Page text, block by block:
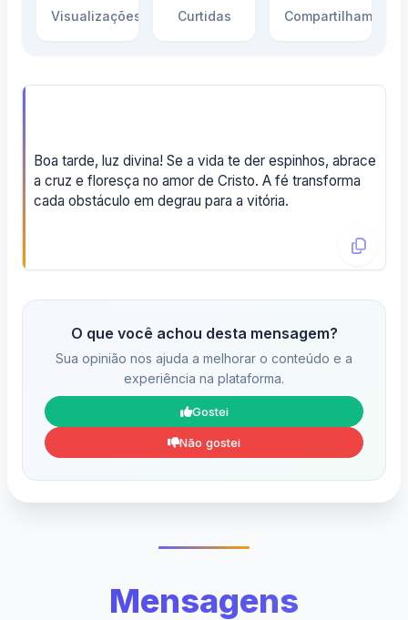
Visualizações Curtidas Compartilhamentos
Boa tarde, luz divina! Se a vida te der espinhos, abrace
a cruz e floresça no amor de Cristo. A fé transforma
cada obstáculo em degrau para a vitória.
O que você achou desta mensagem?
Sua opinião nos ajuda a melhorar o conteúdo e a
experiência na plataforma.
Gostei
Não gostei
Mensagens